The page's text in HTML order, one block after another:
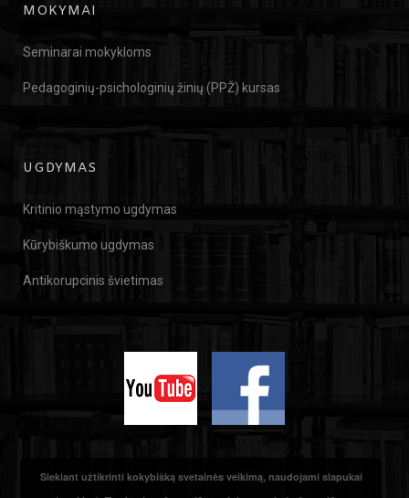
MOKYMAI
Seminarai mokykloms
Pedagoginių-psichologinių žinių (PPŽ) kursas
UGDYMAS
Kritinio mąstymo ugdymas
Kūrybiškumo ugdymas
Antikorupcinis švietimas
Siekiant užtikrinti kokybišką svetainės veikimą, naudojami slapukai